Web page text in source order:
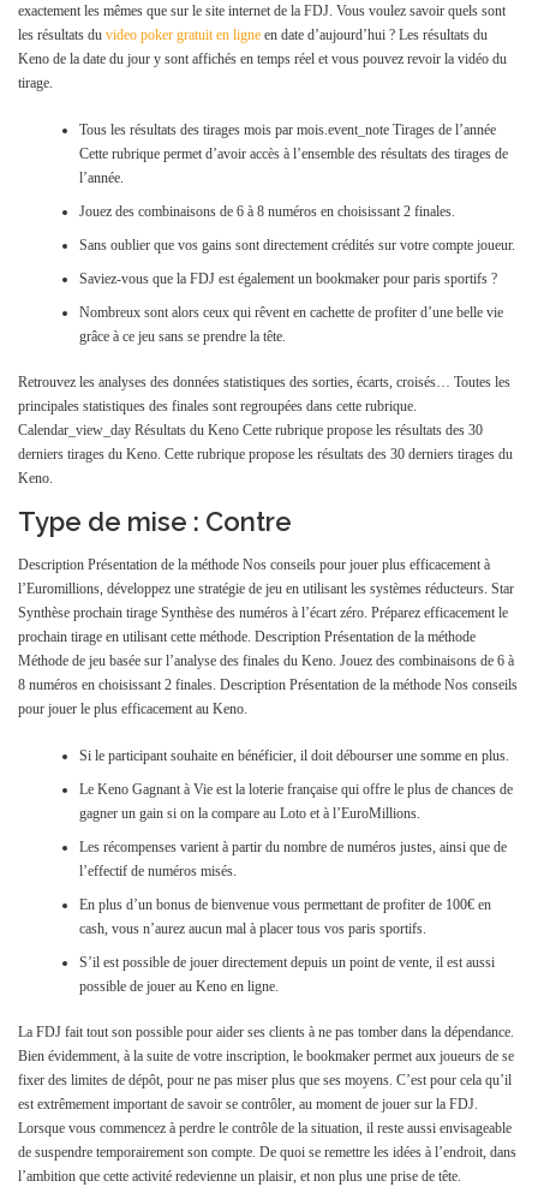
exactement les mêmes que sur le site internet de la FDJ. Vous voulez savoir quels sont
les résultats du video poker gratuit en ligne en date d’aujourd’hui ? Les résultats du
Keno de la date du jour y sont affichés en temps réel et vous pouvez revoir la vidéo du
tirage.
Tous les résultats des tirages mois par mois.event_note Tirages de l’année
Cette rubrique permet d’avoir accès à l’ensemble des résultats des tirages de
l’année.
Jouez des combinaisons de 6 à 8 numéros en choisissant 2 finales.
Sans oublier que vos gains sont directement crédités sur votre compte joueur.
Saviez-vous que la FDJ est également un bookmaker pour paris sportifs ?
Nombreux sont alors ceux qui rêvent en cachette de profiter d’une belle vie
grâce à ce jeu sans se prendre la tête.
Retrouvez les analyses des données statistiques des sorties, écarts, croisés… Toutes les
principales statistiques des finales sont regroupées dans cette rubrique.
Calendar_view_day Résultats du Keno Cette rubrique propose les résultats des 30
derniers tirages du Keno. Cette rubrique propose les résultats des 30 derniers tirages du
Keno.
Type de mise : Contre
Description Présentation de la méthode Nos conseils pour jouer plus efficacement à
l’Euromillions, développez une stratégie de jeu en utilisant les systèmes réducteurs. Star
Synthèse prochain tirage Synthèse des numéros à l’écart zéro. Préparez efficacement le
prochain tirage en utilisant cette méthode. Description Présentation de la méthode
Méthode de jeu basée sur l’analyse des finales du Keno. Jouez des combinaisons de 6 à
8 numéros en choisissant 2 finales. Description Présentation de la méthode Nos conseils
pour jouer le plus efficacement au Keno.
Si le participant souhaite en bénéficier, il doit débourser une somme en plus.
Le Keno Gagnant à Vie est la loterie française qui offre le plus de chances de
gagner un gain si on la compare au Loto et à l’EuroMillions.
Les récompenses varient à partir du nombre de numéros justes, ainsi que de
l’effectif de numéros misés.
En plus d’un bonus de bienvenue vous permettant de profiter de 100€ en
cash, vous n’aurez aucun mal à placer tous vos paris sportifs.
S’il est possible de jouer directement depuis un point de vente, il est aussi
possible de jouer au Keno en ligne.
La FDJ fait tout son possible pour aider ses clients à ne pas tomber dans la dépendance.
Bien évidemment, à la suite de votre inscription, le bookmaker permet aux joueurs de se
fixer des limites de dépôt, pour ne pas miser plus que ses moyens. C’est pour cela qu’il
est extrêmement important de savoir se contrôler, au moment de jouer sur la FDJ.
Lorsque vous commencez à perdre le contrôle de la situation, il reste aussi envisageable
de suspendre temporairement son compte. De quoi se remettre les idées à l’endroit, dans
l’ambition que cette activité redevienne un plaisir, et non plus une prise de tête.